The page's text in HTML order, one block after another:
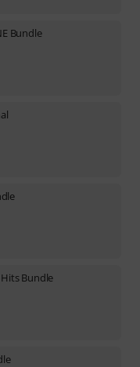
Bundle
Bundle